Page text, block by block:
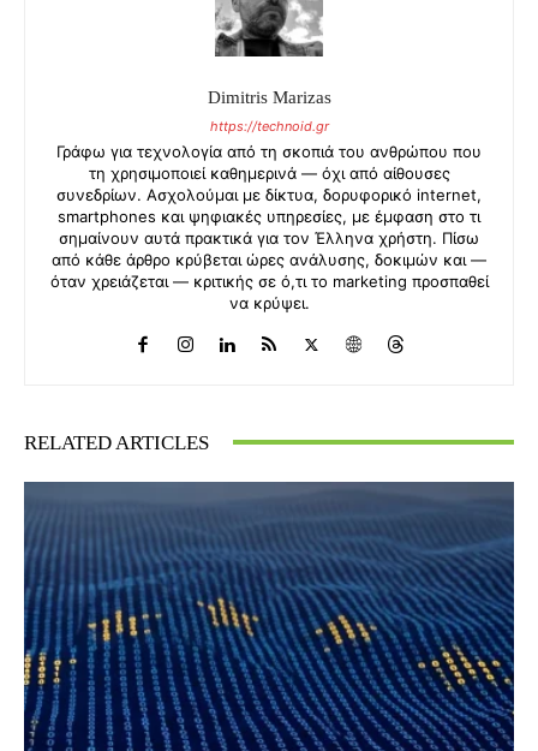
Dimitris Marizas
https://technoid.gr
Γράφω για τεχνολογία από τη σκοπιά του ανθρώπου που
τη χρησιμοποιεί καθημερινά — όχι από αίθουσες
συνεδρίων. Ασχολούμαι με δίκτυα, δορυφορικό internet,
smartphones και ψηφιακές υπηρεσίες, με έμφαση στο τι
σημαίνουν αυτά πρακτικά για τον Έλληνα χρήστη. Πίσω
από κάθε άρθρο κρύβεται ώρες ανάλυσης, δοκιμών και —
όταν χρειάζεται — κριτικής σε ό,τι το marketing προσπαθεί
να κρύψει.
RELATED ARTICLES